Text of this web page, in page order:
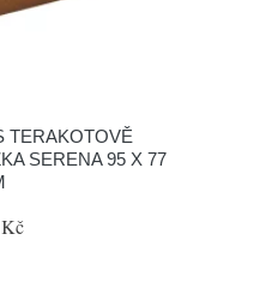
TERAKOTOVĚ
SERENA 95 X 77